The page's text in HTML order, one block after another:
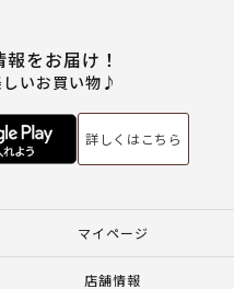
をお届け！
いお買い物♪
詳しくはこちら
マイページ
店舗情報